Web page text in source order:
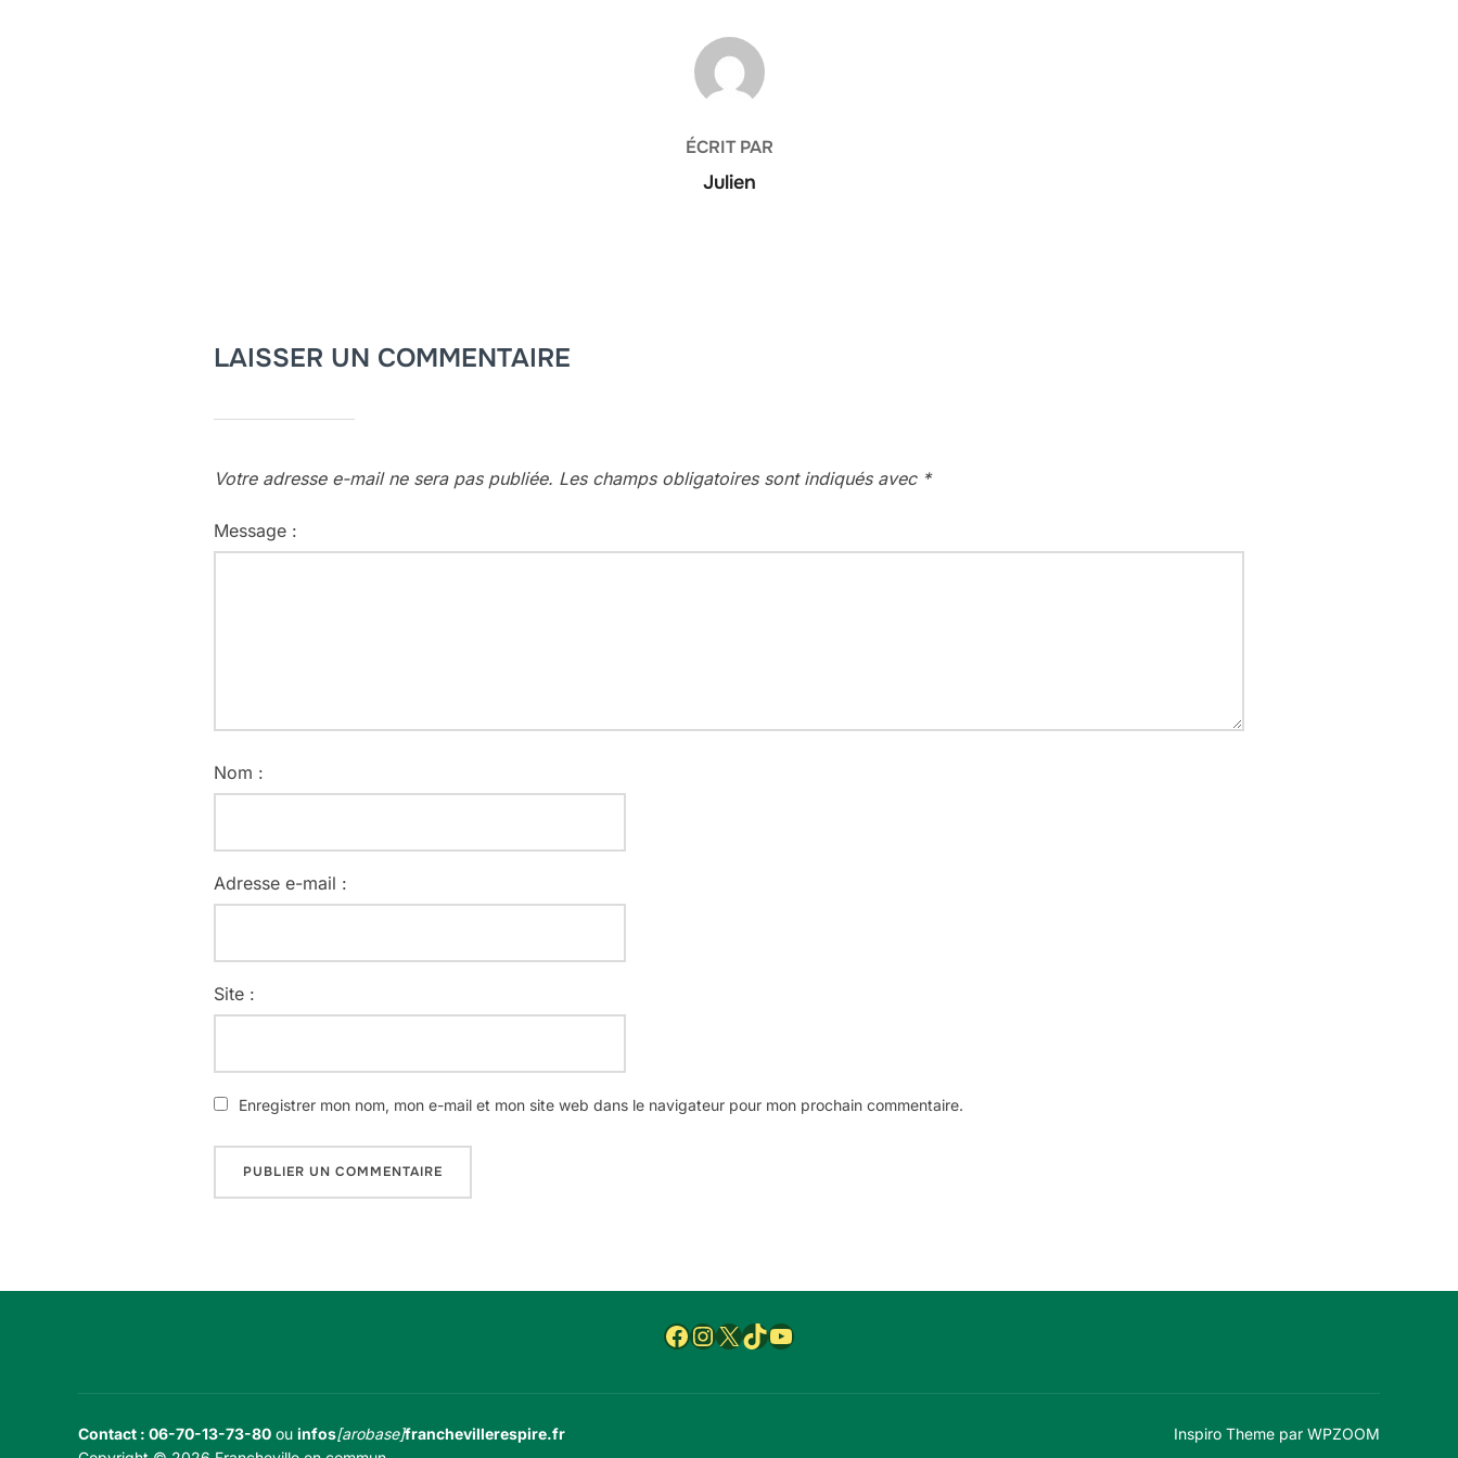
AUTEUR DE LA PUBLICATION
ÉCRIT PAR
Julien
LAISSER UN COMMENTAIRE
Votre adresse e-mail ne sera pas publiée. Les champs obligatoires sont indiqués avec *
Message :
Nom :
Adresse e-mail :
Site :
Enregistrer mon nom, mon e-mail et mon site web dans le navigateur pour mon prochain commentaire.
Facebook
Instagram
X TikTok
YouTube
Contact : 06-70-13-73-80 ou infos[arobase]franchevillerespire.fr
Inspiro Theme par WPZOOM